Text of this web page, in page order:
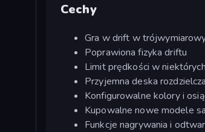
Cechy
Gra w drift w
Poprawiona fizyka driftu
Limit prędkości w
Przyjemna deska
Konfigurowalne kolory i
Kupowalne nowe modele
Funkcje nagrywania i